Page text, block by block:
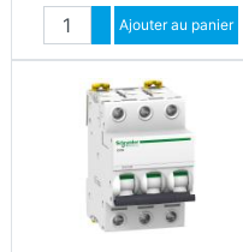
Quantité
Augmenter quantité
Diminuer quantité
Ajouter au panier